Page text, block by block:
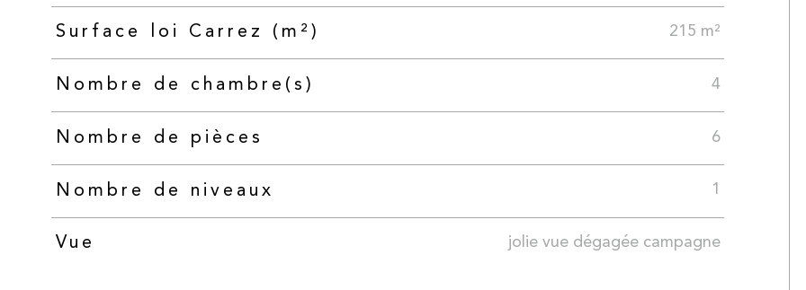
Surface loi Carrez (m²) 215 m²
Nombre de chambre(s) 4
Nombre de pièces 6
Nombre de niveaux 1
Vue jolie vue dégagée campagne